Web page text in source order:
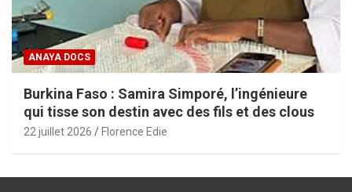
ANAYA DOCS
Burkina Faso : Samira Simporé, l’ingénieure
qui tisse son destin avec des fils et des clous
22 juillet 2026 Florence Edie